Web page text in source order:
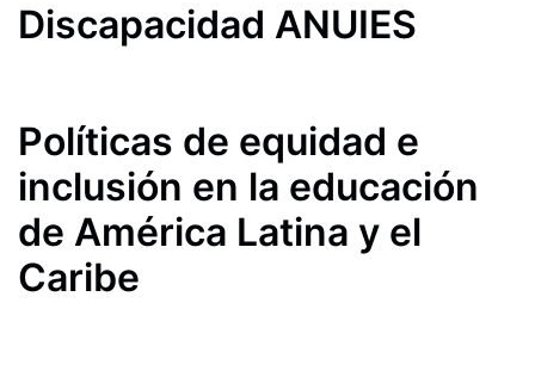
Discapacidad ANUIES
Políticas de equidad e
inclusión en la educación
de América Latina y el
Caribe